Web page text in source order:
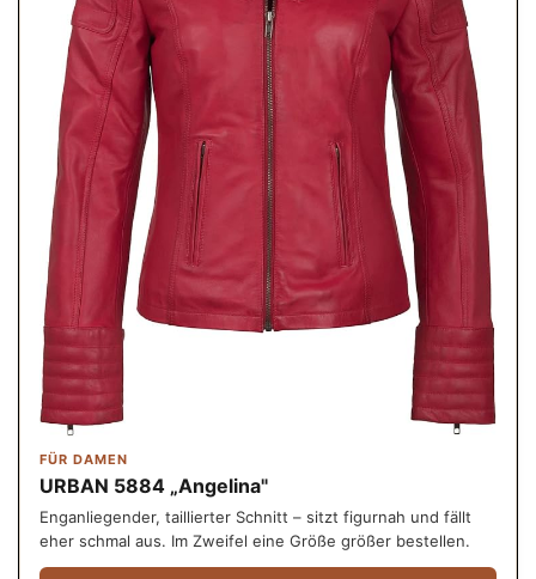
FÜR DAMEN
URBAN 5884 „Angelina"
Enganliegender, taillierter Schnitt – sitzt figurnah und fällt
eher schmal aus. Im Zweifel eine Größe größer bestellen.